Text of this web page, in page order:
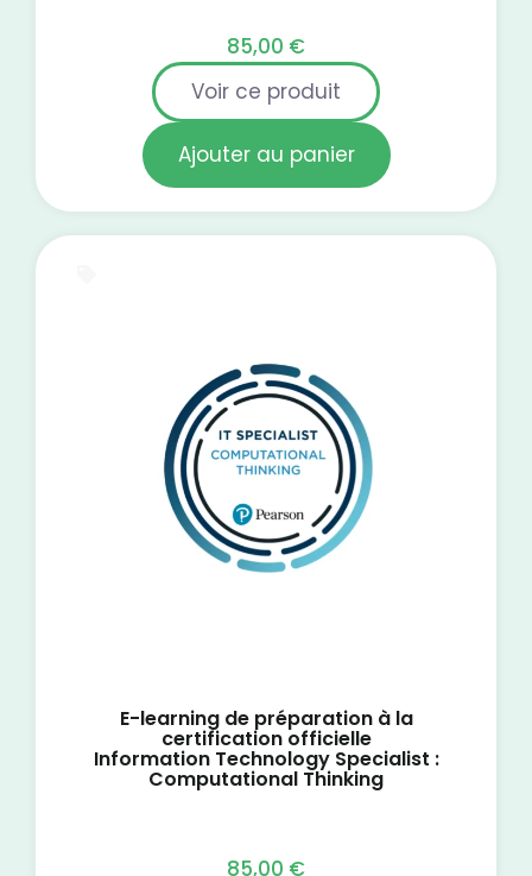
85,00 €
Voir ce produit
Ajouter au panier
E-learning de préparation à la
certification officielle
Information Technology Specialist :
Computational Thinking
85,00 €